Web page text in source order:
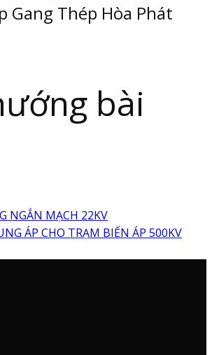
Gang Thép Hòa Phát
bài
NGẮN MẠCH 22KV
ÁP CHO TRẠM BIẾN ÁP 500KV